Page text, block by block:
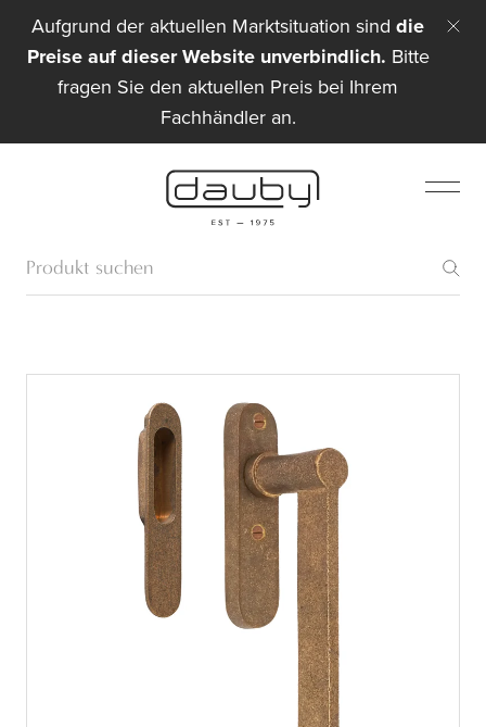
Aufgrund der aktuellen Marktsituation sind die
Preise auf dieser Website unverbindlich. Bitte
fragen Sie den aktuellen Preis bei Ihrem
Fachhändler an.